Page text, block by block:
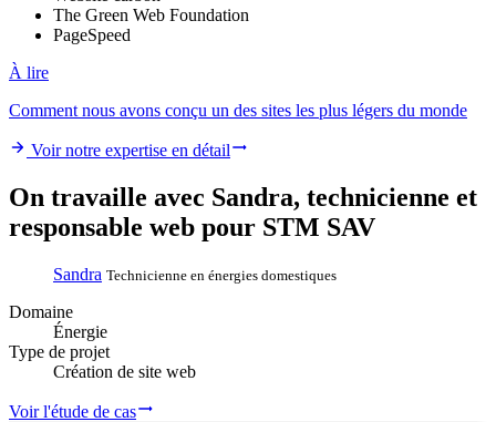
The Green Web Foundation
PageSpeed
À lire
Comment nous avons conçu un des sites les plus légers du monde
Voir notre expertise en détail
On travaille avec Sandra, technicienne et
responsable web pour STM SAV
Sandra Technicienne en énergies domestiques
Domaine
Énergie
Type de projet
Création de site web
Voir l'étude de cas